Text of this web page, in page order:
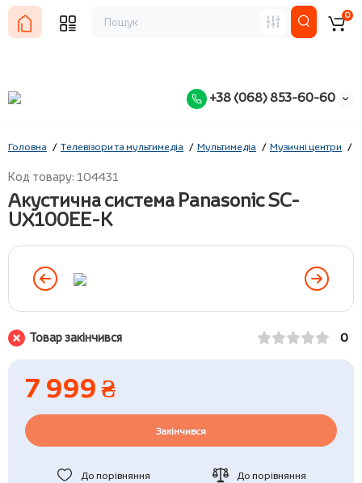
+38 (068) 853-60-60
0
Головна Телевізори та мультимедіа Мультимедіа Музичні центри
Код товару: 104431
Акустична система Panasonic SC-
UX100EE-K
Товар закінчився 0
7 999 ₴
Закінчився
До порівняння До порівняння